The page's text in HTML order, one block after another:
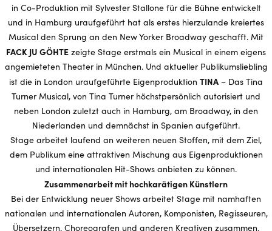
in Co-Produktion mit Sylvester Stallone für die Bühne entwickelt
und in Hamburg uraufgeführt hat als erstes hierzulande kreiertes
Musical den Sprung an den New Yorker Broadway geschafft. Mit
FACK JU GÖHTE zeigte Stage erstmals ein Musical in einem eigens
angemieteten Theater in München. Und aktueller Publikumsliebling
ist die in London uraufgeführte Eigenproduktion TINA – Das Tina
Turner Musical, von Tina Turner höchstpersönlich autorisiert und
neben London zuletzt auch in Hamburg, am Broadway, in den
Niederlanden und demnächst in Spanien aufgeführt.
Stage arbeitet laufend an weiteren neuen Stoffen, mit dem Ziel,
dem Publikum eine attraktiven Mischung aus Eigenproduktionen
und internationalen Hit-Shows anbieten zu können.
Zusammenarbeit mit hochkarätigen Künstlern
Bei der Entwicklung neuer Shows arbeitet Stage mit namhaften
nationalen und internationalen Autoren, Komponisten, Regisseuren,
Übersetzern, Choreografen und anderen Kreativen zusammen.